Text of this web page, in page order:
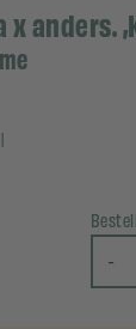
anders.
-